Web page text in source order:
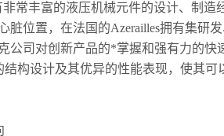
丰富的液压机械元件的设计、制造
脏位置，在法国的Azerailles拥有集研
公司对创新产品的*掌握和强有力的快
构设计及其优异的性能表现，使其